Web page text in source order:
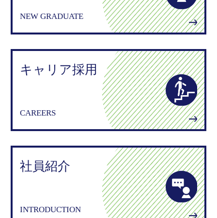
NEW GRADUATE
キャリア採用
CAREERS
社員紹介
INTRODUCTION